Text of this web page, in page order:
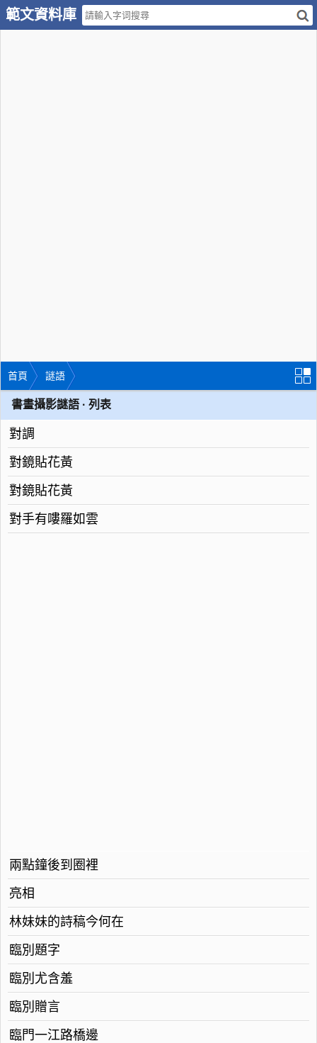
範文資料庫
首頁 謎語
書畫攝影謎語 · 列表
對調
對鏡貼花黃
對鏡貼花黃
對手有嘍羅如雲
兩點鐘後到圈裡
亮相
林妹妹的詩稿今何在
臨別題字
臨別尤含羞
臨別贈言
臨門一江路橋邊